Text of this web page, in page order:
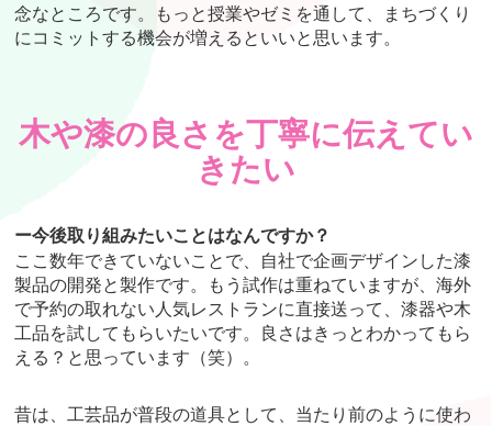
念なところです。もっと授業やゼミを通して、まちづくり
にコミットする機会が増えるといいと思います。
木や漆の良さを丁寧に伝えてい
きたい
ー今後取り組みたいことはなんですか？
ここ数年できていないことで、自社で企画デザインした漆
製品の開発と製作です。もう試作は重ねていますが、海外
で予約の取れない人気レストランに直接送って、漆器や木
工品を試してもらいたいです。良さはきっとわかってもら
える？と思っています（笑）。
昔は、工芸品が普段の道具として、当たり前のように使わ